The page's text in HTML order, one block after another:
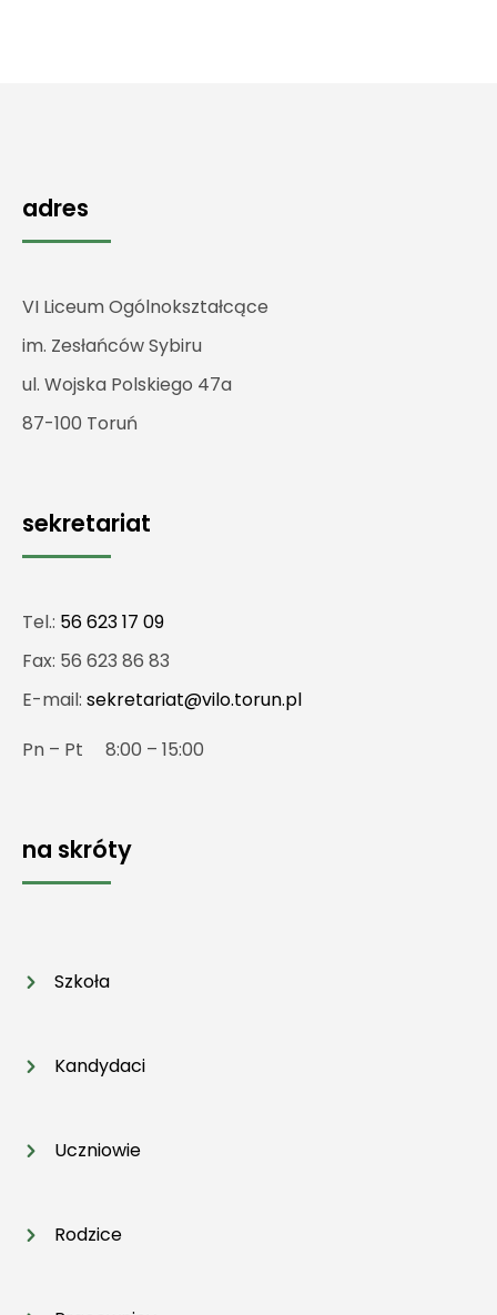
adres
VI Liceum Ogólnokształcące
im. Zesłańców Sybiru
ul. Wojska Polskiego 47a
87-100 Toruń
sekretariat
Tel.: 56 623 17 09
Fax: 56 623 86 83
E-mail: sekretariat@vilo.torun.pl
Pn – Pt 8:00 – 15:00
na skróty
Szkoła
Kandydaci
Uczniowie
Rodzice